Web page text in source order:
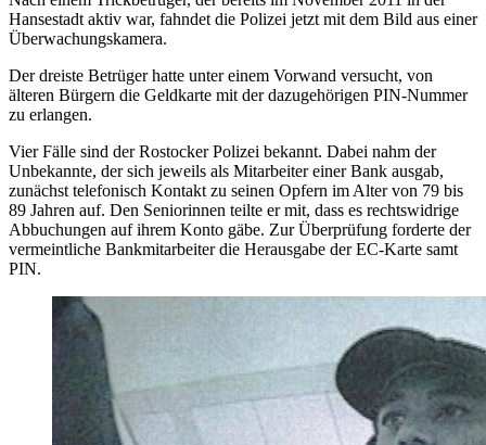
Hansestadt aktiv war, fahndet die Polizei jetzt mit dem Bild aus einer
Überwachungskamera.
Der dreiste Betrüger hatte unter einem Vorwand versucht, von
älteren Bürgern die Geldkarte mit der dazugehörigen PIN-Nummer
zu erlangen.
Vier Fälle sind der Rostocker Polizei bekannt. Dabei nahm der
Unbekannte, der sich jeweils als Mitarbeiter einer Bank ausgab,
zunächst telefonisch Kontakt zu seinen Opfern im Alter von 79 bis
89 Jahren auf. Den Seniorinnen teilte er mit, dass es rechtswidrige
Abbuchungen auf ihrem Konto gäbe. Zur Überprüfung forderte der
vermeintliche Bankmitarbeiter die Herausgabe der EC-Karte samt
PIN.